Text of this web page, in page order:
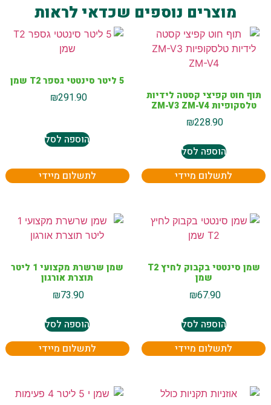
מוצרים נוספים שכדאי לראות
תוף חוט קפיצי קסטה לידיות
טלסקופיות ZM-V3 ZM-V4
₪228.90
הוספה לסל
לתשלום מיידי
5 ליטר סינטטי גספר T2 שמן
₪291.90
הוספה לסל
לתשלום מיידי
שמן סינטטי בקבוק לחיץ T2
שמן
₪67.90
הוספה לסל
לתשלום מיידי
שמן שרשרת מקצועי 1 ליטר
תוצרת אורגון
₪73.90
הוספה לסל
לתשלום מיידי